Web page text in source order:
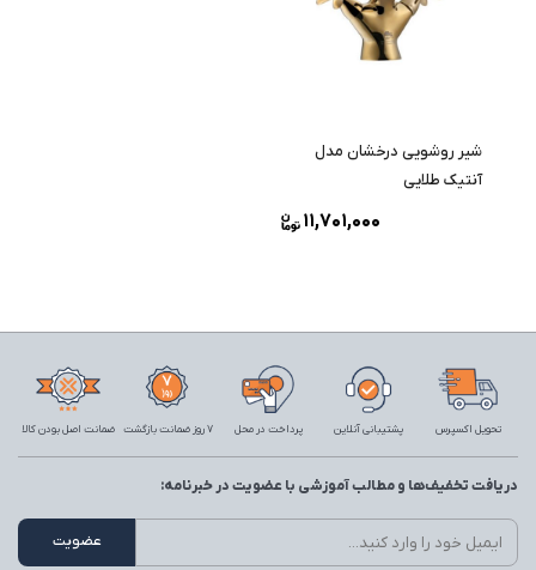
شیر روشویی درخشان مدل
آنتیک طلایی
11,701,000
تحویل اکسپرس پشتیبانی آنلاین پرداخت در محل 7 روز ضمانت بازگشت ضمانت اصل بودن کالا
دریافت تخفیف‌ها و مطالب آموزشی با عضویت در خبرنامه: